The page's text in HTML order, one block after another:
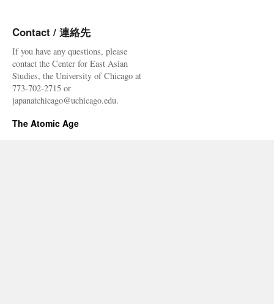
Contact / 連絡先
If you have any questions, please
contact the Center for East Asian
Studies, the University of Chicago at
773-702-2715 or
japanatchicago@uchicago.edu.
The Atomic Age